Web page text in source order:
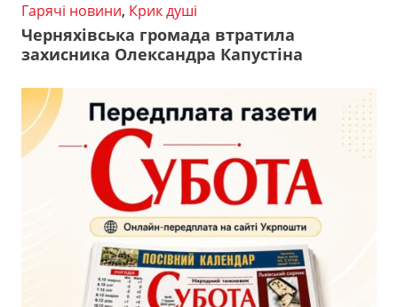
Гарячі новини, Крик душі
Черняхівська громада втратила
захисника Олександра Капустіна